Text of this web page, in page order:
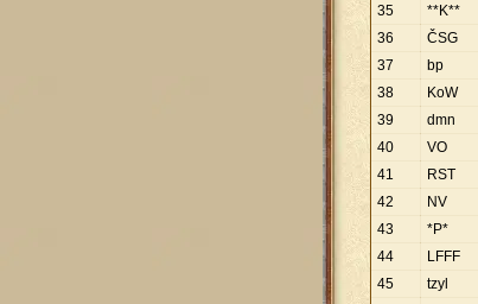
35
**K**
36
ČSG
37
bp
38
KoW
39
dmn
40
VO
41
RST
42
NV
43
*P*
44
LFFF
45
tzyl